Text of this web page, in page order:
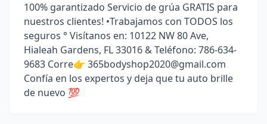
100% garantizado Servicio de grúa GRATIS para
nuestros clientes! •Trabajamos con TODOS los
seguros ° Visítanos en: 10122 NW 80 Ave,
Hialeah Gardens, FL 33016 & Teléfono: 786-634-
9683 Corre👉 365bodyshop2020@gmail.com
Confía en los expertos y deja que tu auto brille
de nuevo 💯